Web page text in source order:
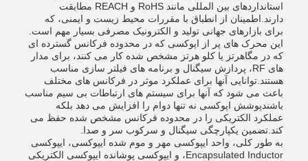
استانداردهای بین المللی مانند RoHS و REACH مطابقت
دارند.اطمینان از انطباق با مقررات محیط زیست و ایمنی، که
برای بازارهای جهانی تولید و الکترونیک مصرفی بسیار مهم است.
این محرک های پر از اپوکسی که در محدوده فرکانس گسترده ای
که در مگاهرتز یا کلو هرتز مشخص شده کار می کنند، برای مدار
های RF، پردازش سیگنال و برنامه های فیلتر سازی مناسب
هستند.توانایی آنها برای عملکرد موثر در فرکانس های مختلف
باعث می شود که آنها برای سیستم های ارتباطات بی سیم مناسب
باشندپوشش اپوکسی نه تنها دوام را افزایش می دهد بلکه
عملکرد الکتریکی را در محدوده فرکانس مشخص شده حفظ می
کند.تضمین یکپارچگی سیگنال و سرکوب سر و صدا.
به طور کلی، واحد ایپوکسی مهر و موم شده ایپوکسی، ایپوکسی
Encapsulated Inductor، و ایپوکسی پوشانده ایپوکسی الکتریکی